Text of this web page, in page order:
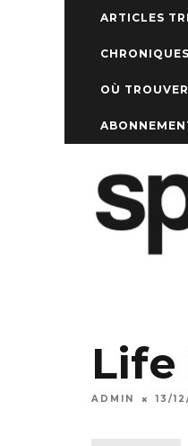
ARTICLES
OÙ
ADMIN 13/